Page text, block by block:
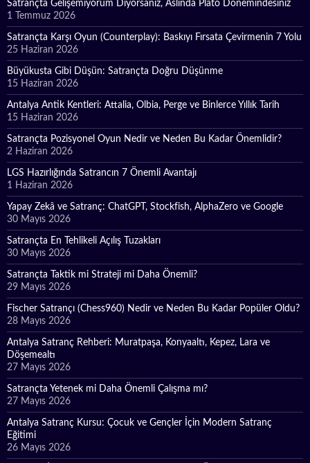
Satrançta Gelişemiyorum Diyorsanız, Aslında Plato Dönemindesiniz
1 Temmuz 2026
Satrançta Karşı Oyun (Counterplay): Baskıyı Fırsata Çevirmenin 7 Yolu
25 Haziran 2026
Büyükusta Gibi Düşün: Satrançta Doğru Düşünme
15 Haziran 2026
Antalya Antik Kentleri: Attalia, Olbia, Perge ve Binlerce Yıllık Tarih
15 Haziran 2026
Satrançta Pozisyonel Oyun Nedir ve Neden Bu Kadar Önemlidir?
2 Haziran 2026
LGS Hazırlığında Satrancın 7 Önemli Avantajı
1 Haziran 2026
Yapay Zekâ ve Satranç: ChatGPT, Stockfish, AlphaZero ve Google
30 Mayıs 2026
Satrançta En Tehlikeli Açılış Tuzakları
30 Mayıs 2026
Satrançta Taktik mi Strateji mi Daha Önemli?
29 Mayıs 2026
Fischer Satrançı (Chess960) Nedir ve Neden Bu Kadar Popüler Oldu?
28 Mayıs 2026
Antalya Satranç Rehberi: Muratpaşa, Konyaaltı, Kepez, Lara ve
Döşemealtı
27 Mayıs 2026
Satrançta Yetenek mi Daha Önemli Çalışma mı?
27 Mayıs 2026
Antalya Satranç Kursu: Çocuk ve Gençler İçin Modern Satranç
Eğitimi
26 Mayıs 2026